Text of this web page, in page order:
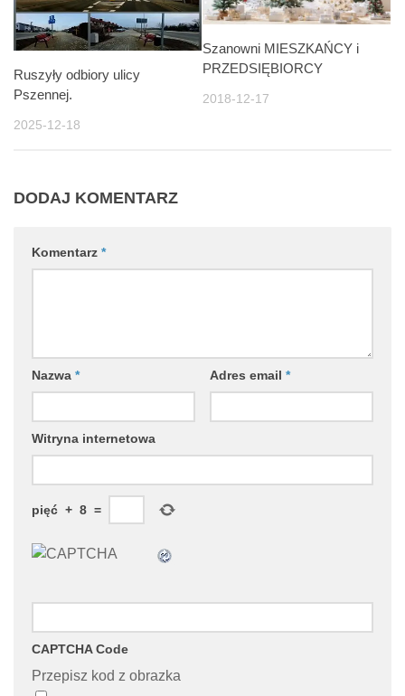
Ruszyły odbiory ulicy
Pszennej.
2025-12-18
Szanowni MIESZKAŃCY i
PRZEDSIĘBIORCY
2018-12-17
DODAJ KOMENTARZ
Komentarz *
Nazwa * Adres email *
Witryna internetowa
pięć + 8 =
CAPTCHA Code
Przepisz kod z obrazka